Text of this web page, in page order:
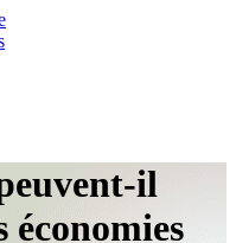
il